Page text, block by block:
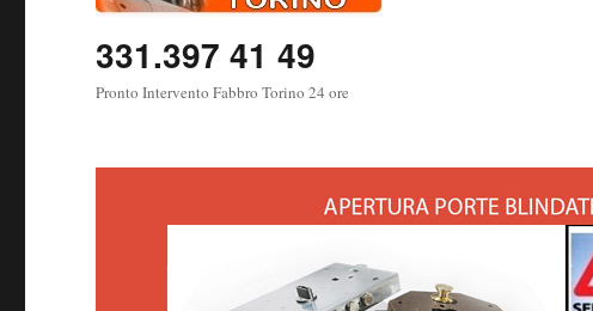
331.397 41 49
Pronto Intervento Fabbro Torino 24 ore